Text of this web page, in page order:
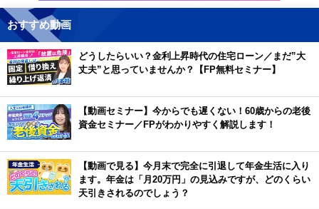
おすすめ動画
どうしたらいい？金利上昇時代の住宅ローン／まだ”大
丈夫”と思っていませんか？【FP無料セミナー】
【動画セミナー】今からでも遅くない！60歳からの老後
資金セミナー／FPがわかりやすく解説します！
【動画で見る】今月末で完全に引退して年金生活に入り
ます。年金は「月20万円」の見込みですが、どのくらい
天引きされるのでしょう？